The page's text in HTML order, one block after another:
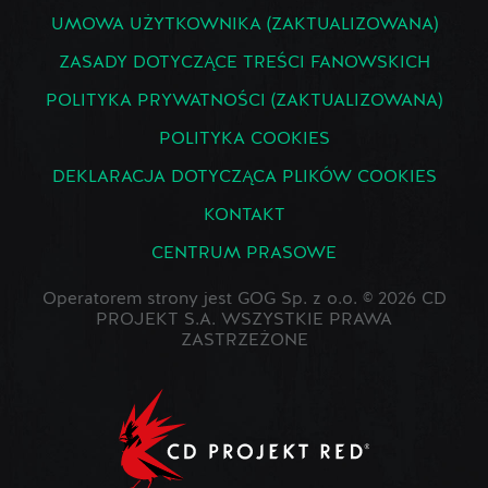
UMOWA UŻYTKOWNIKA (ZAKTUALIZOWANA)
ZASADY DOTYCZĄCE TREŚCI FANOWSKICH
POLITYKA PRYWATNOŚCI (ZAKTUALIZOWANA)
POLITYKA COOKIES
DEKLARACJA DOTYCZĄCA PLIKÓW COOKIES
KONTAKT
CENTRUM PRASOWE
Operatorem strony jest GOG Sp. z o.o. © 2026 CD
PROJEKT S.A. WSZYSTKIE PRAWA
ZASTRZEŻONE